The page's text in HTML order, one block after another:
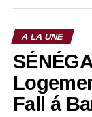
millions
intempestives
mettre en place
détaillé de
solutions
confrontée
A LA UNE
Fall á